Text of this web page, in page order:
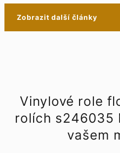
Zobrazit další články
Vinylové role
rolích s246035
vašem